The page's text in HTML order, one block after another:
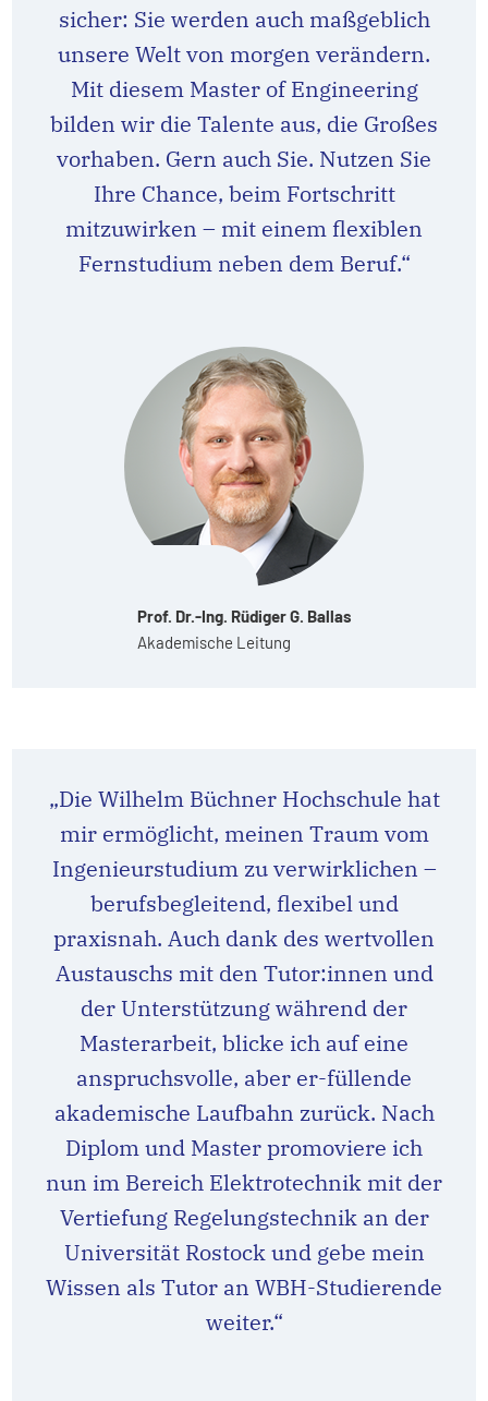
sicher: Sie werden auch maßgeblich
unsere Welt von morgen verändern.
Mit diesem Master of Engineering
bilden wir die Talente aus, die Großes
vorhaben. Gern auch Sie. Nutzen Sie
Ihre Chance, beim Fortschritt
mitzuwirken – mit einem flexiblen
Fernstudium neben dem Beruf.“
Prof. Dr.-Ing. Rüdiger G. Ballas
Akademische Leitung
„Die Wilhelm Büchner Hochschule hat
mir ermöglicht, meinen Traum vom
Ingenieurstudium zu verwirklichen –
berufsbegleitend, flexibel und
praxisnah. Auch dank des wertvollen
Austauschs mit den Tutor:innen und
der Unterstützung während der
Masterarbeit, blicke ich auf eine
anspruchsvolle, aber er-füllende
akademische Laufbahn zurück. Nach
Diplom und Master promoviere ich
nun im Bereich Elektrotechnik mit der
Vertiefung Regelungstechnik an der
Universität Rostock und gebe mein
Wissen als Tutor an WBH-Studierende
weiter.“